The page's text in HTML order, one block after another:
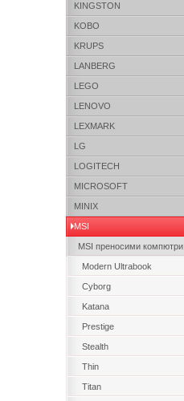
KINGSTON
KOBO
KRUPS
LANBERG
LEGO
LENOVO
LEXMARK
LG
LOGITECH
MICROSOFT
MINIX
MSI
MSI преносими компютри
Modern Ultrabook
Cyborg
Katana
Prestige
Stealth
Thin
Titan